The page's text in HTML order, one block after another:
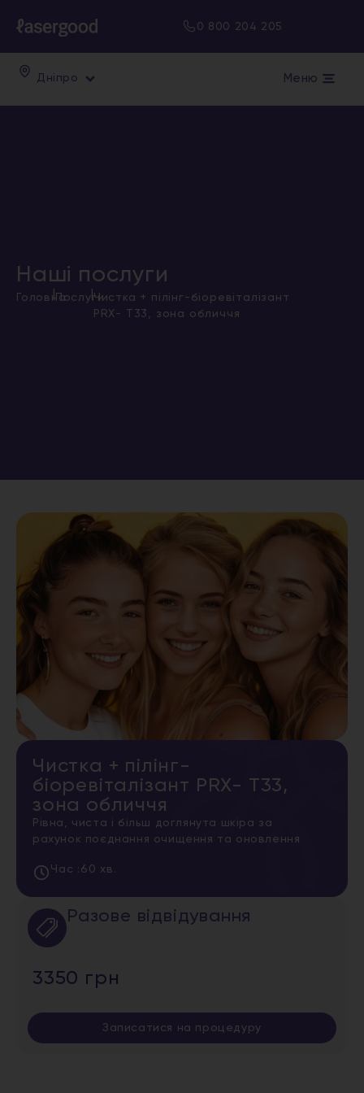
0 800 204 205
Дніпро Меню
Наші послуги
ГоловнаПослуги
|Чистка + пілінг-біоревіталізант
PRX- T33, зона обличчя
Чистка + пілінг-
біоревіталізант PRX- T33,
зона обличчя
Рівна, чиста і більш доглянута шкіра за
рахунок поєднання очищення та оновлення
Час : 60 хв.
Разове відвідування
3350 грн
Записатися на процедуру